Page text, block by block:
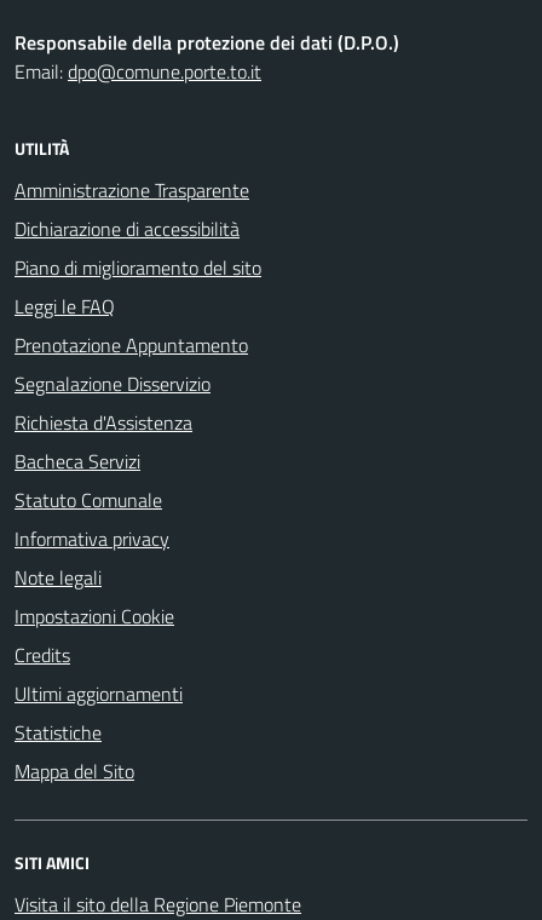
Responsabile della protezione dei dati (D.P.O.)
Email:dpo@comune.porte.to.it
UTILITÀ
Amministrazione Trasparente
Dichiarazione di accessibilità
Piano di miglioramento del sito
Leggi le FAQ
Prenotazione Appuntamento
Segnalazione Disservizio
Richiesta d'Assistenza
Bacheca Servizi
Statuto Comunale
Informativa privacy
Note legali
Impostazioni Cookie
Credits
Ultimi aggiornamenti
Statistiche
Mappa del Sito
SITI AMICI
Visita il sito della Regione Piemonte